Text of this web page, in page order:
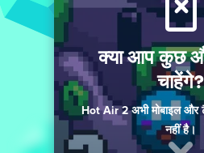
क्या आप कुछ
चाहेंगे?
Hot Air 2 अभी मोबाइल और
नहीं है।